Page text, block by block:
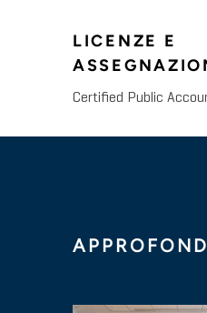
LICENZE E
Certified Public